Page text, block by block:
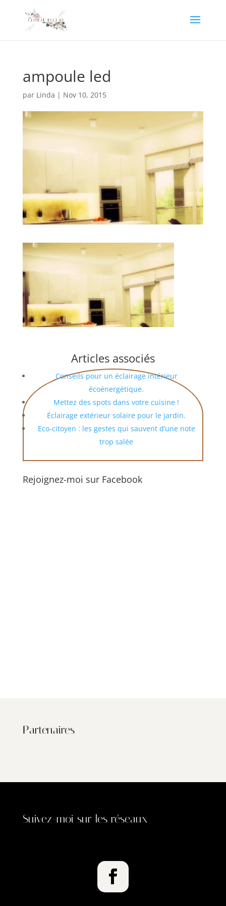
ampoule led
par Linda | Nov 10, 2015
Articles associés
Conseils pour un éclairage intérieur
écoénergétique.
Mettez des spots dans votre cuisine !
Éclairage extérieur solaire pour le jardin.
Eco-citoyen : les gestes qui sauvent d’une note
trop salée
Rejoignez-moi sur Facebook
Partenaires
Suivez-moi sur les réseaux